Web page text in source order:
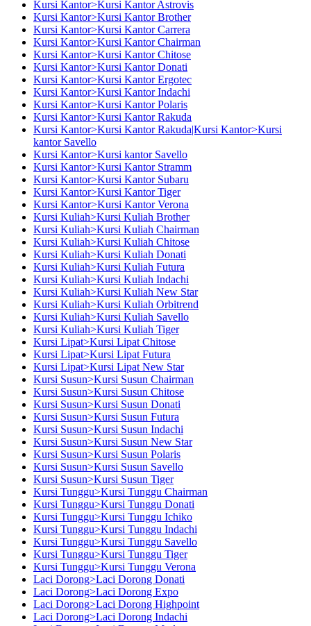
Kursi Kantor>Kursi Kantor Astrovis
Kursi Kantor>Kursi Kantor Brother
Kursi Kantor>Kursi Kantor Carrera
Kursi Kantor>Kursi Kantor Chairman
Kursi Kantor>Kursi Kantor Chitose
Kursi Kantor>Kursi Kantor Donati
Kursi Kantor>Kursi Kantor Ergotec
Kursi Kantor>Kursi Kantor Indachi
Kursi Kantor>Kursi Kantor Polaris
Kursi Kantor>Kursi Kantor Rakuda
Kursi Kantor>Kursi Kantor Rakuda|Kursi Kantor>Kursi
kantor Savello
Kursi Kantor>Kursi kantor Savello
Kursi Kantor>Kursi Kantor Stramm
Kursi Kantor>Kursi Kantor Subaru
Kursi Kantor>Kursi Kantor Tiger
Kursi Kantor>Kursi Kantor Verona
Kursi Kuliah>Kursi Kuliah Brother
Kursi Kuliah>Kursi Kuliah Chairman
Kursi Kuliah>Kursi Kuliah Chitose
Kursi Kuliah>Kursi Kuliah Donati
Kursi Kuliah>Kursi Kuliah Futura
Kursi Kuliah>Kursi Kuliah Indachi
Kursi Kuliah>Kursi Kuliah New Star
Kursi Kuliah>Kursi Kuliah Orbitrend
Kursi Kuliah>Kursi Kuliah Savello
Kursi Kuliah>Kursi Kuliah Tiger
Kursi Lipat>Kursi Lipat Chitose
Kursi Lipat>Kursi Lipat Futura
Kursi Lipat>Kursi Lipat New Star
Kursi Susun>Kursi Susun Chairman
Kursi Susun>Kursi Susun Chitose
Kursi Susun>Kursi Susun Donati
Kursi Susun>Kursi Susun Futura
Kursi Susun>Kursi Susun Indachi
Kursi Susun>Kursi Susun New Star
Kursi Susun>Kursi Susun Polaris
Kursi Susun>Kursi Susun Savello
Kursi Susun>Kursi Susun Tiger
Kursi Tunggu>Kursi Tunggu Chairman
Kursi Tunggu>Kursi Tunggu Donati
Kursi Tunggu>Kursi Tunggu Ichiko
Kursi Tunggu>Kursi Tunggu Indachi
Kursi Tunggu>Kursi Tunggu Savello
Kursi Tunggu>Kursi Tunggu Tiger
Kursi Tunggu>Kursi Tunggu Verona
Laci Dorong>Laci Dorong Donati
Laci Dorong>Laci Dorong Expo
Laci Dorong>Laci Dorong Highpoint
Laci Dorong>Laci Dorong Indachi